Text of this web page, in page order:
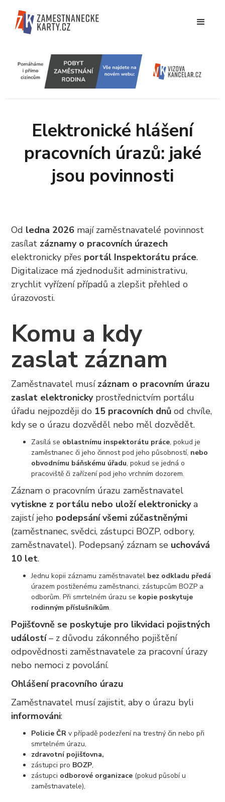
Elektronické hlášení
pracovních úrazů: jaké
jsou povinnosti
Od ledna 2026 mají zaměstnavatelé povinnost
zasílat záznamy o pracovních úrazech
elektronicky přes portál Inspektorátu práce.
Digitalizace má zjednodušit administrativu,
zrychlit vyřízení případů a zlepšit přehled o
úrazovosti.
Komu a kdy
zaslat záznam
Zaměstnavatel musí záznam o pracovním úrazu
zaslat elektronickyprostřednictvím portálu
úřadu nejpozději do 15 pracovních dnů od chvíle,
kdy se o úrazu dozvěděl nebo měl dozvědět.
Zasílá se oblastnímu inspektorátu práce, pokud je
zaměstnanec či jeho činnost pod jeho působností, nebo
obvodnímu báňskému úřadu, pokud se jedná o
pracoviště či zařízení pod jeho vrchním dozorem.
Záznam o pracovním úrazu zaměstnavatel
vytiskne z portálu nebo uloží elektronickya
zajistí jeho podepsání všemi zúčastněnými
(zaměstnanec, svědci, zástupci BOZP, odbory,
zaměstnavatel). Podepsaný záznam se uchovává
10 let.
Jednu kopii záznamu zaměstnavatel bez odkladu předá
úrazem postiženému zaměstnanci, zástupcům BOZP a
odborům. Při smrtelném úrazu se kopie poskytuje
rodinným příslušníkům.
Pojišťovně se poskytuje pro likvidaci pojistných
událostí– z důvodu zákonného pojištění
odpovědnosti zaměstnavatele za pracovní úrazy
nebo nemoci z povolání.
Ohlášení pracovního úrazu
Zaměstnavatel musí zajistit, aby o úrazu byli
informováni:
Policie ČR v případě podezření na trestný čin nebo při
smrtelném úrazu,
zdravotní pojišťovna,
zástupci pro BOZP,
zástupci odborové organizace (pokud působí u
zaměstnavatele),